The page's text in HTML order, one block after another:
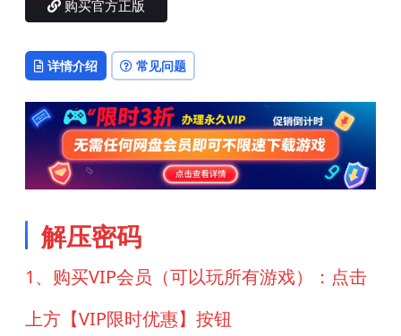
购买官方正版
详情介绍 常见问题
解压密码
1、购买VIP会员（可以玩所有游戏）：点击
上方【VIP限时优惠】按钮